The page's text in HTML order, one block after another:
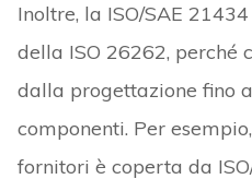
Inoltre, la ISO/SAE
della ISO 26262, perché
dalla progettazione fino
componenti. Per
fornitori è coperta da